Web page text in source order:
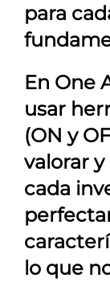
para
En One
usar
(ON y
valorar
cada
lo que